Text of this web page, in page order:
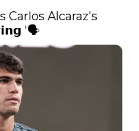
Carlos Alcaraz's
'🗣